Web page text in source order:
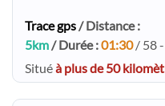
Trace gps/ Distance :
5km/ Durée :01:30/ 58
Situéà plus de 50